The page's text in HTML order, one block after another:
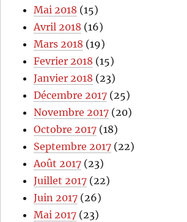
Mai 2018 (15)
Avril 2018 (16)
Mars 2018 (19)
Fevrier 2018 (15)
Janvier 2018 (23)
Décembre 2017 (25)
Novembre 2017 (20)
Octobre 2017 (18)
Septembre 2017 (22)
Août 2017 (23)
Juillet 2017 (22)
Juin 2017 (26)
Mai 2017 (23)